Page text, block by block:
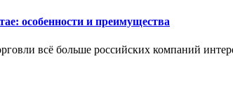
особенности и преимущества
всё больше российских компаний